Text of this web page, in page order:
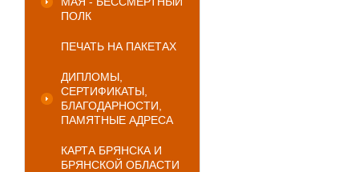
ПОЛК
ПЕЧАТЬ НА ПАКЕТАХ
ДИПЛОМЫ,
СЕРТИФИКАТЫ,
БЛАГОДАРНОСТИ,
ПАМЯТНЫЕ АДРЕСА
КАРТА БРЯНСКА И
БРЯНСКОЙ ОБЛАСТИ